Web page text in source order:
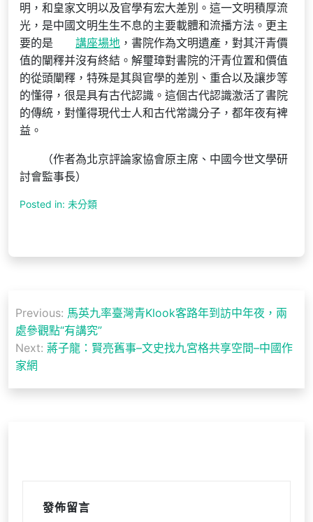
明，和皇家文明以及官學有宏大差別。這一文明積厚流
光，是中國文明生生不息的主要載體和流播方法。更主
要的是
講座場地 ，書院作為文明遺產，對其汗青價
值的闡釋并沒有終結。解璽璋對書院的汗青位置和價值
的從頭闡釋，特殊是其與官學的差別、重合以及讓步等
的懂得，很是具有古代認識。這個古代認識激活了書院
的傳統，對懂得現代士人和古代常識分子，都年夜有裨
益。
（作者為北京評論家協會原主席、中國今世文學研
討會監事長）
Posted in: 未分類
章
導
覽
Previous: 馬英九率臺灣青Klook客路年到訪中年夜，兩
處參觀點“有講究”
Next: 蔣子龍：賢亮舊事–文史找九宮格共享空間–中國作
家網
發佈留言